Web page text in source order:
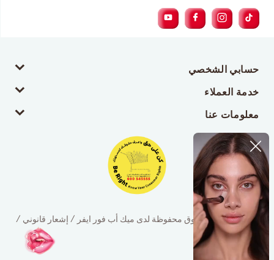
حسابي الشخصي
خدمة العملاء
معلومات عنا
© 2026 جميع الحقوق محفوظة لدى ميك أب فور ايفر / إشعار قانوني /
سياسة الخصوصية